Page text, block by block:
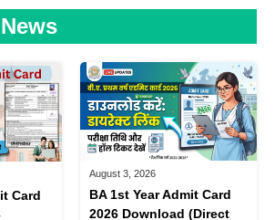
Card
August 3, 2026
BA 1st Year Admit Card
2026 Download (Direct